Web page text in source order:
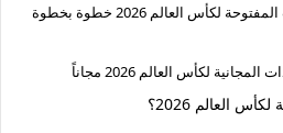
العالم 2026 خطوة بخطوة
لكأس العالم 2026 مجاناً
العالم 2026؟